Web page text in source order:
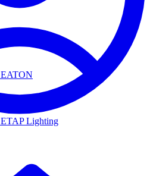
CIRCUTOR
EATON
ETAP Lighting